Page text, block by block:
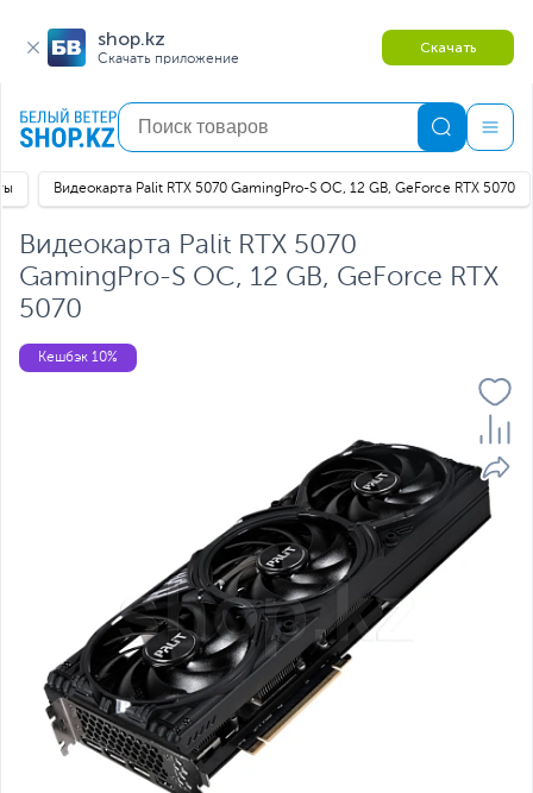
shop.kz
Скачать приложение
Скачать
Видеокарта Palit RTX 5070 GamingPro-S OC, 12 GB, GeForce RTX 5070
Видеокарта Palit RTX 5070
GamingPro-S OC, 12 GB, GeForce RTX
5070
Кешбэк 10%